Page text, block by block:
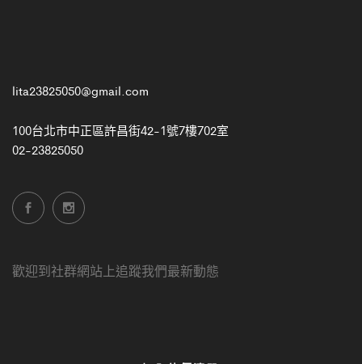
lita23825050@gmail.com
100台北市中正區許昌街42-1號7樓702室
02-23825050
歡迎到社群網站上追蹤我們最新動態